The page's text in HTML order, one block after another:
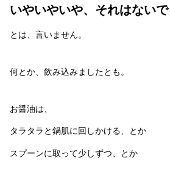
いやいやいや、それはないで
とは、言いません。
何とか、飲み込みましたとも。
お醤油は、
タラタラと鍋肌に回しかける、とか
スプーンに取って少しずつ、とか